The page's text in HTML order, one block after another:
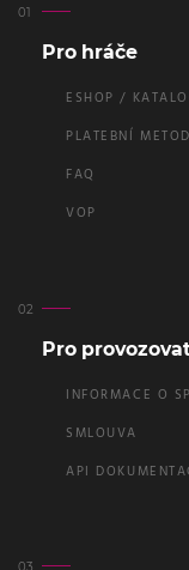
Pro hráče
ESHOP /
PLATEBNÍ
FAQ
VOP
Pro
INFORMACE O
SMLOUVA
API